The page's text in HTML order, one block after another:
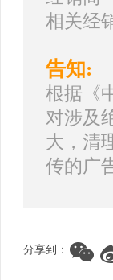
相关经
告知:
根据《
对涉及
大，清
传的广
分享到：